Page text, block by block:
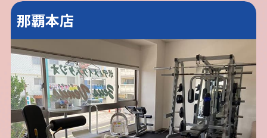
那覇本店